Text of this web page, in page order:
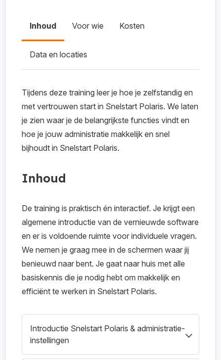
Inhoud Voor wie Kosten
Data en locaties
Tijdens deze training leer je hoe je zelfstandig en
met vertrouwen start in Snelstart Polaris. We laten
je zien waar je de belangrijkste functies vindt en
hoe je jouw administratie makkelijk en snel
bijhoudt in Snelstart Polaris.
Inhoud
De training is praktisch én interactief. Je krijgt een
algemene introductie van de vernieuwde software
en er is voldoende ruimte voor individuele vragen.
We nemen je graag mee in de schermen waar jij
benieuwd naar bent. Je gaat naar huis met alle
basiskennis die je nodig hebt om makkelijk en
efficiënt te werken in Snelstart Polaris.
Introductie Snelstart Polaris & administratie-
instellingen